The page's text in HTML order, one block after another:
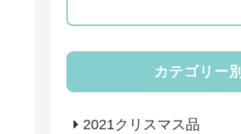
カテゴリー別
2021クリスマス品